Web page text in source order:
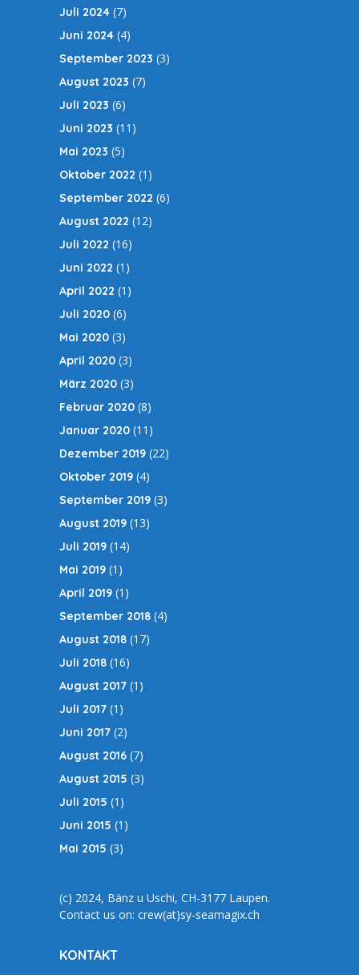
Juli 2024 (7)
Juni 2024 (4)
September 2023 (3)
August 2023 (7)
Juli 2023 (6)
Juni 2023 (11)
Mai 2023 (5)
Oktober 2022 (1)
September 2022 (6)
August 2022 (12)
Juli 2022 (16)
Juni 2022 (1)
April 2022 (1)
Juli 2020 (6)
Mai 2020 (3)
April 2020 (3)
März 2020 (3)
Februar 2020 (8)
Januar 2020 (11)
Dezember 2019 (22)
Oktober 2019 (4)
September 2019 (3)
August 2019 (13)
Juli 2019 (14)
Mai 2019 (1)
April 2019 (1)
September 2018 (4)
August 2018 (17)
Juli 2018 (16)
August 2017 (1)
Juli 2017 (1)
Juni 2017 (2)
August 2016 (7)
August 2015 (3)
Juli 2015 (1)
Juni 2015 (1)
Mai 2015 (3)
(c) 2024, Bänz u Uschi, CH-3177 Laupen.
Contact us on: crew(at)sy-seamagix.ch
KONTAKT